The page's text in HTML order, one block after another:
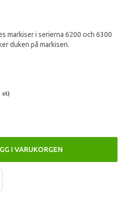
markiser i serierna 6200 och 6300
duken på markisen.
st)
I VARUKORGEN